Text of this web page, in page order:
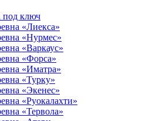
под ключ
«Лиекса»
«Нурмес»
«Варкаус»
«Форса»
«Иматра»
«Турку»
«Экенес»
«Руокалахти»
«Тервола»